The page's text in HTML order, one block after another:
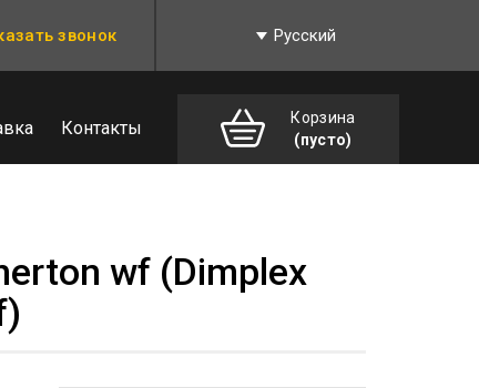
звонок Русский
Контакты
Корзина
(пусто)
wf (Dimplex